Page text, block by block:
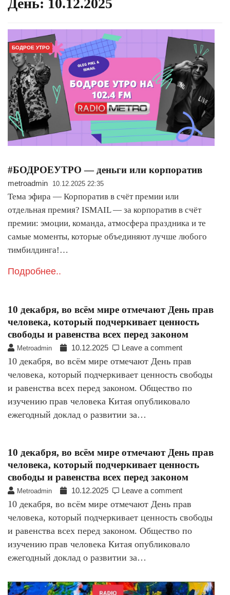
День: 10.12.2025
БОДРОЕ УТРО
#БОДРОЕУТРО — деньги или корпоратив
metroadmin 10.12.2025 22:35
Тема эфира — Корпоратив в счёт премии или
отдельная премия? ISMAIL — за корпоратив в счёт
премии: эмоции, команда, атмосфера праздника и те
самые моменты, которые объединяют лучше любого
тимбилдинга!…
Подробнее..
10 декабря, во всём мире отмечают День прав
человека, который подчеркивает ценность
свободы и равенства всех перед законом
Metroadmin 10.12.2025 Leave a comment
10 декабря, во всём мире отмечают День прав
человека, который подчеркивает ценность свободы
и равенства всех перед законом. Общество по
изучению прав человека Китая опубликовало
ежегодный доклад о развитии за…
10 декабря, во всём мире отмечают День прав
человека, который подчеркивает ценность
свободы и равенства всех перед законом
Metroadmin 10.12.2025 Leave a comment
10 декабря, во всём мире отмечают День прав
человека, который подчеркивает ценность свободы
и равенства всех перед законом. Общество по
изучению прав человека Китая опубликовало
ежегодный доклад о развитии за…